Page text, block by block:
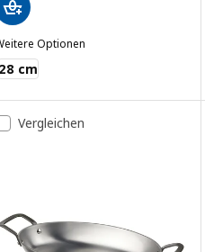
Optionen
cm
Vergleichen